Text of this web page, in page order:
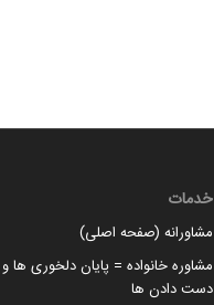
خدمات
مشاورانه (صفحه اصلی)
مشاوره خانواده = پایان دلخوری ها و
دست دادن ها